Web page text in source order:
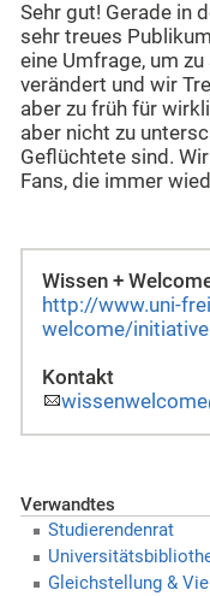
Sehr gut! Gerade in
sehr treues
eine Umfrage, um
verändert und wir
aber zu früh für
aber nicht zu
Geflüchtete sind.
Fans, die immer
Wissen +
http://www.uni-
welcome/
Kontakt
Verwandtes
Studierendenrat
Gleichstellung &